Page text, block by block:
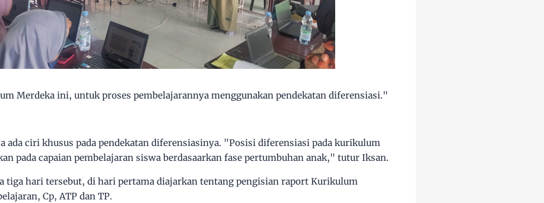
Merdeka ini, untuk proses pembelajarannya menggunakan pendekatan diferensiasi."
ada ciri khusus pada pendekatan diferensiasinya. "Posisi diferensiasi pada kurikulum
pada capaian pembelajaran siswa berdasaarkan fase pertumbuhan anak," tutur Iksan.
tiga hari tersebut, di hari pertama diajarkan tentang pengisian raport Kurikulum
Cp, ATP dan TP.